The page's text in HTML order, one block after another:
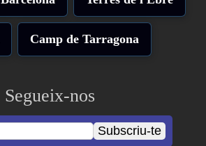
Camp de Tarragona
Segueix-nos
Subscriu-te